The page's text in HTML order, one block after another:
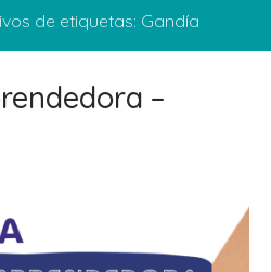
de etiquetas: Gandía
–